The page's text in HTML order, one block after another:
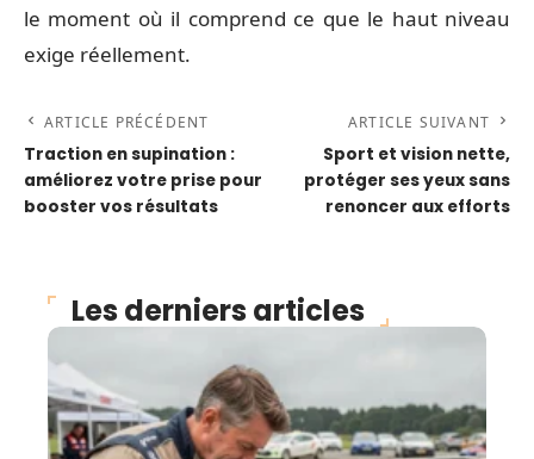
le moment où il comprend ce que le haut niveau
exige réellement.
ARTICLE PRÉCÉDENT
Traction en supination :
améliorez votre prise pour
booster vos résultats
ARTICLE SUIVANT
Sport et vision nette,
protéger ses yeux sans
renoncer aux efforts
Les derniers articles